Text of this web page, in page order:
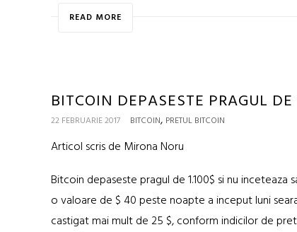
READ MORE
BITCOIN DEPASESTE PRAGUL DE
22 FEBRUARIE 2017 BITCOIN, PRETUL BITCOIN
Articol scris de Mirona Noru
Bitcoin depaseste pragul de 1.100$ si nu
o valoare de $ 40 peste noapte a inceput luni
castigat mai mult de 25 $, conform indicilor de